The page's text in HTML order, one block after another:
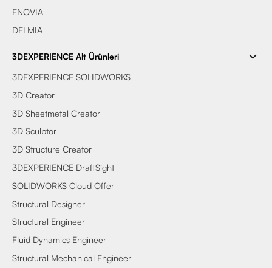
ENOVIA
DELMIA
3DEXPERIENCE Alt Ürünleri
3DEXPERIENCE SOLIDWORKS
3D Creator
3D Sheetmetal Creator
3D Sculptor
3D Structure Creator
3DEXPERIENCE DraftSight
SOLIDWORKS Cloud Offer
Structural Designer
Structural Engineer
Fluid Dynamics Engineer
Structural Mechanical Engineer